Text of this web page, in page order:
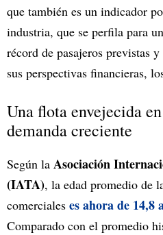
que también es un indicador
industria, que se perfila para un
récord de pasajeros previstas
sus perspectivas financieras,
Una flota envejecida
demanda creciente
Según la Asociación
(IATA), la edad promedio de
comerciales es ahora de 14,8
Comparado con el promedio